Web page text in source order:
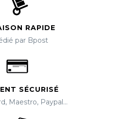
RAPIDE
par Bpost
SÉCURISÉ
Maestro, Paypal...